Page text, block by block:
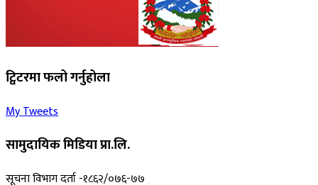
ट्विटरमा फलो गर्नुहोला
My Tweets
सामुदायिक मिडिया प्रा.लि.
सूचना विभाग दर्ता -१८६२/०७६-७७